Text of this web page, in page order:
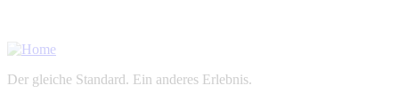
Der gleiche Standard. Ein anderes Erlebnis.